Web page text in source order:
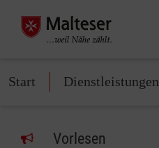
Start Dienstleistungen
Vorlesen